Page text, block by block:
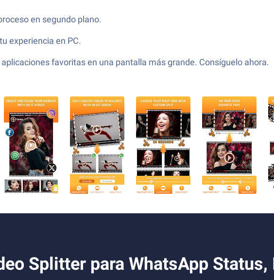
en segundo plano.
experiencia en PC.
favoritas en una pantalla más grande. Consíguelo ahora.
Splitter para WhatsApp